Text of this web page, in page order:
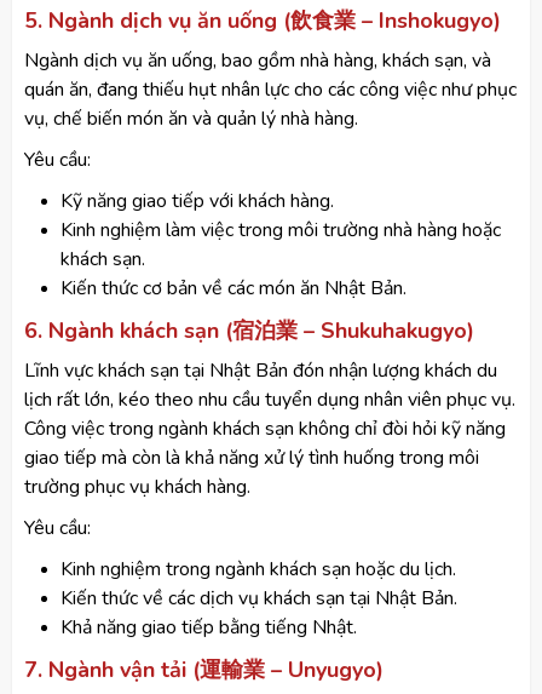
5. Ngành dịch vụ ăn uống (飲食業 – Inshokugyo)
Ngành dịch vụ ăn uống, bao gồm nhà hàng, khách sạn, và
quán ăn, đang thiếu hụt nhân lực cho các công việc như phục
vụ, chế biến món ăn và quản lý nhà hàng.
Yêu cầu:
Kỹ năng giao tiếp với khách hàng.
Kinh nghiệm làm việc trong môi trường nhà hàng hoặc
khách sạn.
Kiến thức cơ bản về các món ăn Nhật Bản.
6. Ngành khách sạn (宿泊業 – Shukuhakugyo)
Lĩnh vực khách sạn tại Nhật Bản đón nhận lượng khách du
lịch rất lớn, kéo theo nhu cầu tuyển dụng nhân viên phục vụ.
Công việc trong ngành khách sạn không chỉ đòi hỏi kỹ năng
giao tiếp mà còn là khả năng xử lý tình huống trong môi
trường phục vụ khách hàng.
Yêu cầu:
Kinh nghiệm trong ngành khách sạn hoặc du lịch.
Kiến thức về các dịch vụ khách sạn tại Nhật Bản.
Khả năng giao tiếp bằng tiếng Nhật.
7. Ngành vận tải (運輸業 – Unyugyo)